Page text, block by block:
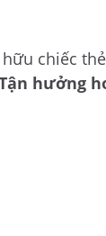
chiếc
hưởng